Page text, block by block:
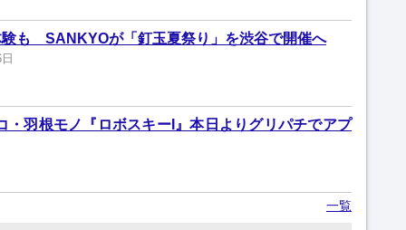
験も SANKYOが「釘玉夏祭り」を渋谷で開催へ
・羽根モノ『ロボスキーI』本日よりグリパチでアプ
一覧